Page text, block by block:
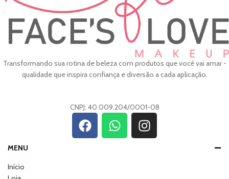
Transformando sua rotina de beleza com produtos que você vai amar -
qualidade que inspira confiança e diversão a cada aplicação.
CNPJ: 40.009.204/0001-08
MENU
Início